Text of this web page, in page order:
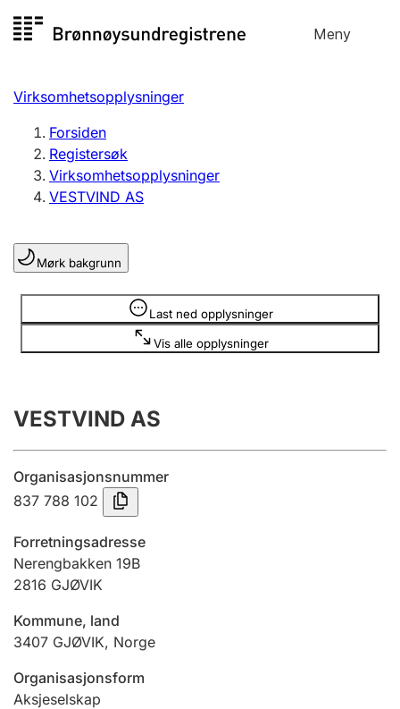
til
Meny
Registersøk
Aksjeselskap
Enkeltpersonforetak
Registrere, endre, slette
Lag og forening
Registrere, endre, slette
Årsregnskap
Innsending og forsinkelsesgebyr
Tinglysing
Jeger
Ektepaktveileder
Virksomhetsopplysninger
Forsiden
Registersøk
Virksomhetsopplysninger
VESTVIND AS
Mørk bakgrunn
Last ned opplysninger
Vis alle opplysninger
Opplysninger er skjult
VESTVIND AS
Organisasjonsnummer
837 788 102
Forretningsadresse
Nerengbakken 19B
2816 GJØVIK
Kommune, land
3407 GJØVIK, Norge
Organisasjonsform
Aksjeselskap